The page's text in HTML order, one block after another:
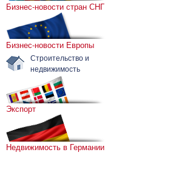
Бизнес-новости стран СНГ
Бизнес-новости Европы
Строительство и
недвижимость
Экспорт
Недвижимость в Германии